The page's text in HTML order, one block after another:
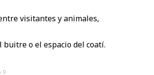
visitantes y animales,
buitre o el espacio del coatí.